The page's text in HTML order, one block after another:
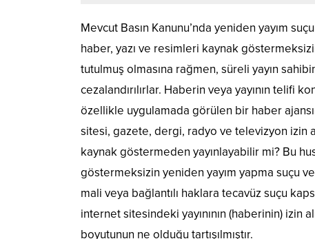
Mevcut Basın Kanunu’nda yeniden yayım
haber, yazı ve resimleri kaynak
tutulmuş olmasına rağmen, süreli yayın
cezalandırılırlar. Haberin veya yayının
özellikle uygulamada görülen bir haber
sitesi, gazete, dergi, radyo ve televizyon
kaynak göstermeden yayınlayabilir mi? Bu
göstermeksizin yeniden yayım yapma suçu
mali veya bağlantılı haklara tecavüz suçu
internet sitesindeki yayınının (haberinin) izin
boyutunun ne olduğu tartışılmıştır.